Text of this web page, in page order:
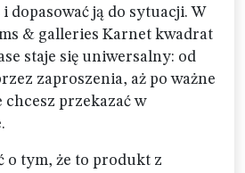
dopasować ją do sytuacji. W
& galleries Karnet kwadrat
staje się uniwersalny: od
zaproszenia, aż po ważne
przekazać w
o tym, że to produkt z